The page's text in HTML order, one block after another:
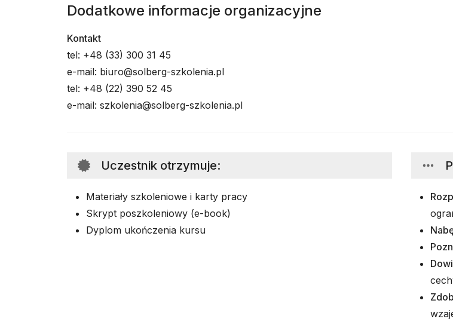
Dodatkowe informacje organizacyjne
Kontakt
tel: +48 (33) 300 31 45
e-mail: biuro@solberg-szkolenia.pl
tel: +48 (22) 390 52 45
e-mail: szkolenia@solberg-szkolenia.pl
Uczestnik otrzymuje:
Materiały szkoleniowe i karty pracy
Skrypt poszkoleniowy (e-book)
Dyplom ukończenia kursu